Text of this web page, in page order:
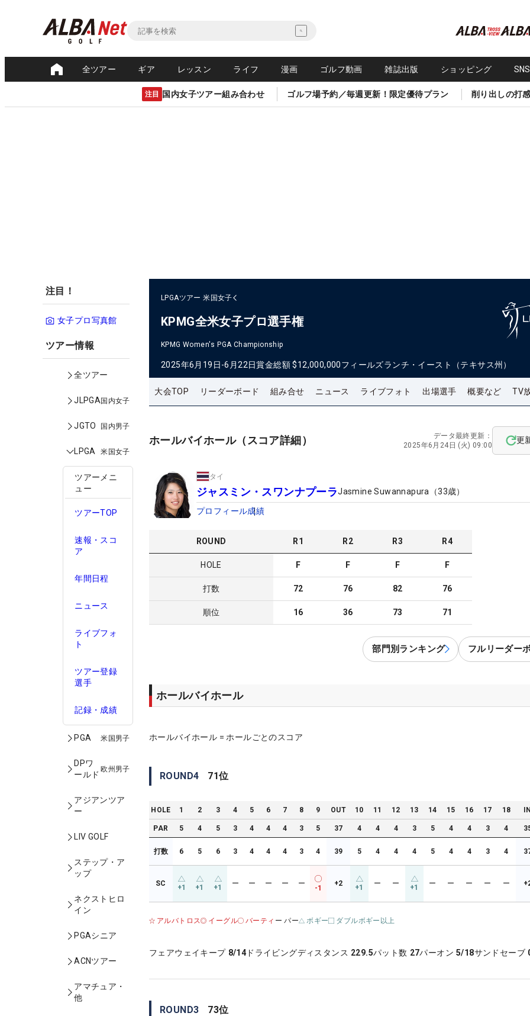
全ツアー ギア レッスン ライフ 漫画 ゴルフ動画 雑誌出版 ショッピング
注目 国内女子ツアー組み合わせ ゴルフ場予約／毎週更新！限定優待プラン 削り出しの打
注目！
女子プロ写真館
ツアー情報
全ツアー
JLPGA国内女子
JGTO 国内男子
LPGA 米国女子
ツアーメニ
ュー
ツアーTOP
速報・スコ
ア
年間日程
ニュース
ライブフォ
ト
ツアー登録
選手
記録・成績
PGA 米国男子
DPワ
ールド
欧州男子
アジアンツア
ー
LIV GOLF
ステップ・ア
ップ
ネクストヒロ
イン
PGAシニア
ACNツアー
アマチュア・
他
LPGAツアー 米国女子
KPMG全米女子プロ選手権
KPMG Women's PGA Championship
2025年6月19日-6月22日賞金総額 $12,000,000フィールズランチ・イースト（テキサス州）
大会TOP リーダーボード 組み合せ ニュース ライブフォト 出場選手 概要など TV
ホールバイホール（スコア詳細）
データ最終更新：
2025年6月24日 (火) 09:00
更
タイ
ジャスミン・スワンナプーラJasmine Suwannapura （33歳）
プロフィール成績
ROUND R1 R2 R3 R4
HOLE F F F F
打数 72 76 82 76
順位 16 36 73 71
部門別ランキング フルリーダー
ホールバイホール
ホールバイホール = ホールごとのスコア
ROUND4 71位
HOLE 1 2 3 4 5 6 7 8 9 OUT 10 11 12 13 14 15 16 17 18
PAR 5 4 5 3 4 4 4 3 5 37 4 4 4 3 5 4 4 3 4
打数 6 5 6 3 4 4 4 3 4 39 5 4 4 4 5 4 4 3 4
SC +1 +1 +1 ー ー ー ー ー
-1
+2 +1 ー ー +1 ー ー ー ー ー
アルバトロス イーグル バーティ ー パー ボギー ダブルボギー以上
フェアウェイキープ 8/14 ドライビングディスタンス 229.5パット数 27パーオン 5/18サンドセーブ
ROUND3 73位